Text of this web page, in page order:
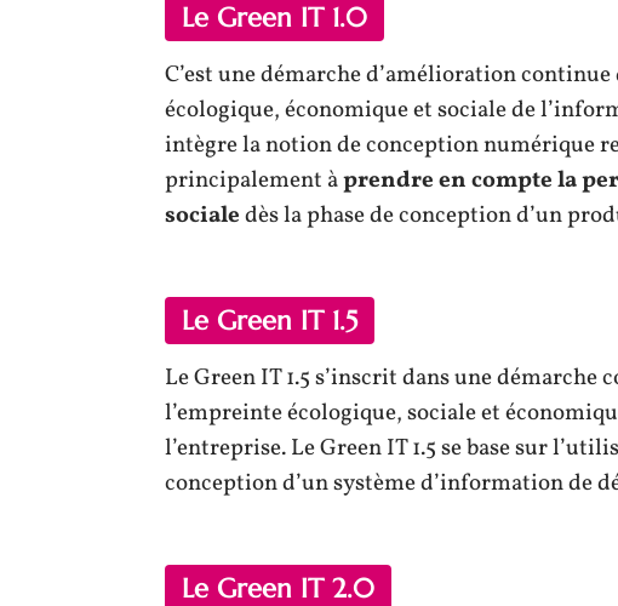
Le Green IT 1.0
C’est une démarche d’amélioration
écologique, économique et sociale de
intègre la notion de conception numérique
principalement àprendre en compte la
socialedès la phase de conception d’un
Le Green IT 1.5
Le Green IT 1.5 s’inscrit dans une
l’empreinte écologique, sociale et
l’entreprise. Le Green IT 1.5 se base sur
conception d’un système d’information de
Le Green IT 2.0